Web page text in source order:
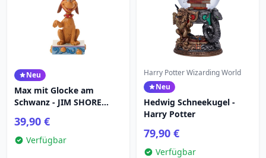
Neu
Max mit Glocke am
Schwanz - JIM SHORE
39,90 €
Verfügbar
Harry Potter Wizarding World
Neu
Hedwig Schneekugel -
Harry Potter
79,90 €
Verfügbar